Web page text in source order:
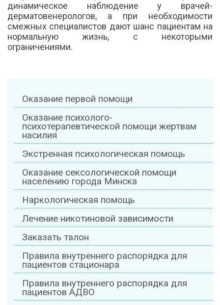
динамическое наблюдение у врачей-
дерматовенерологов, а при необходимости
смежных специалистов дают шанс пациентам на
нормальную жизнь, с некоторыми
ограничениями.
Оказание первой помощи
Оказание психолого-
психотерапевтической помощи жертвам
насилия
Экстренная психологическая помощь
Оказание сексологической помощи
населению города Минска
Наркологическая помощь
Лечение никотиновой зависимости
Заказать талон
Правила внутреннего распорядка для
пациентов стационара
Правила внутреннего распорядка для
пациентов АДВО